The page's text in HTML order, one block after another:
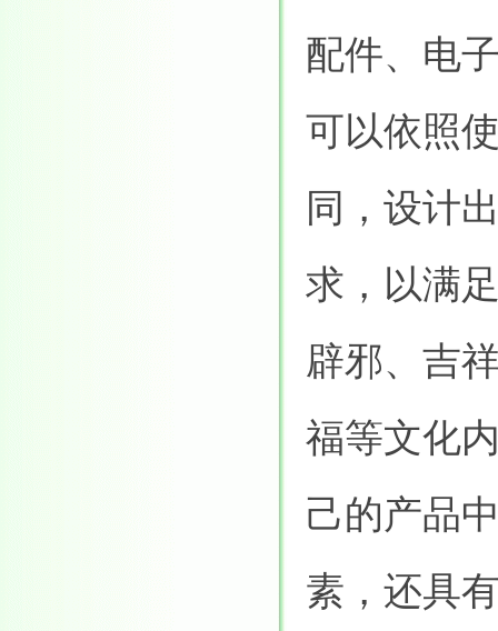
配件、电
可以依照
同，设计
求，以满
辟邪、吉
福等文化
己的产品
素，还具